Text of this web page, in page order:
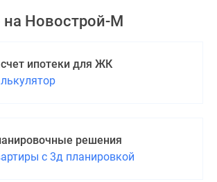
на Новострой-М
ипотеки для ЖК
решения
с 3д планировкой